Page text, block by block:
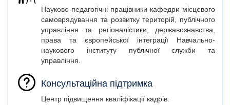
Науково-педагогічні працівники кафедри місцевого
самоврядування та розвитку територій, публічного
управління та регіоналістики, державознавства,
права та європейської інтеграції Навчально-
наукового інституту публічної служби та
управління.
Консультаційна підтримка
Центр підвищення кваліфікації кадрів.